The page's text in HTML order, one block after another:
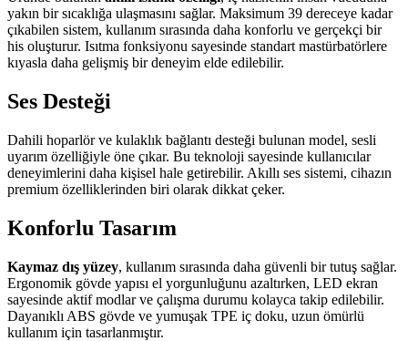
yakın bir sıcaklığa ulaşmasını sağlar. Maksimum 39 dereceye kadar
çıkabilen sistem, kullanım sırasında daha konforlu ve gerçekçi bir
his oluşturur. Isıtma fonksiyonu sayesinde standart mastürbatörlere
kıyasla daha gelişmiş bir deneyim elde edilebilir.
Ses Desteği
Dahili hoparlör ve kulaklık bağlantı desteği bulunan model, sesli
uyarım özelliğiyle öne çıkar. Bu teknoloji sayesinde kullanıcılar
deneyimlerini daha kişisel hale getirebilir. Akıllı ses sistemi, cihazın
premium özelliklerinden biri olarak dikkat çeker.
Konforlu Tasarım
Kaymaz dış yüzey, kullanım sırasında daha güvenli bir tutuş sağlar.
Ergonomik gövde yapısı el yorgunluğunu azaltırken, LED ekran
sayesinde aktif modlar ve çalışma durumu kolayca takip edilebilir.
Dayanıklı ABS gövde ve yumuşak TPE iç doku, uzun ömürlü
kullanım için tasarlanmıştır.